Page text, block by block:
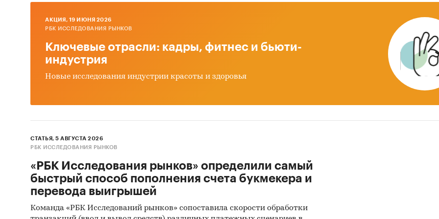
данных, мессенджеры, календари, системы
задачами и проектами, приложения по обработке
изображений и антивирусное программное
В обзоре приводится детализация оборота рынка
программного обеспечения по сегментам:
статистика и собранные данные.
Федеральная служба государственной статистики
AКЦИЯ, 19 ИЮНЯ 2026
РБК ИССЛЕДОВАНИЯ РЫНКОВ
Ключевые отрасли: кадры, фитнес и бьюти-
индустрия
Новые исследования индустрии красоты и здоровья
СТАТЬЯ, 5 АВГУСТА 2026
РБК ИССЛЕДОВАНИЯ РЫНКОВ
«РБК Исследования рынков» определили самый
быстрый способ пополнения счета букмекера и
перевода выигрышей
Команда «РБК Исследований рынков» сопоставила скорости обработки